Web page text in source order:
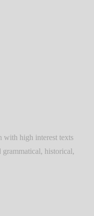
with high interest texts
historical,